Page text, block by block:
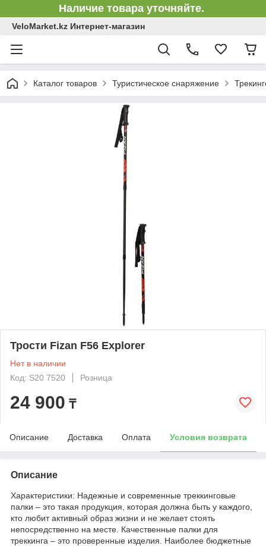
Наличие товара уточняйте.
VeloMarket.kz Интернет-магазин
Каталог товаров Туристическое снаряжение
Трости Fizan F56 Explorer
Нет в наличии
Код: S20 7520
Розница
24 900 ₸
Описание Доставка Оплата Условия возврата
Описание
Характеристики: Надежные и современные треккинговые
палки – это такая продукция, которая должна быть у каждого,
кто любит активный образ жизни и не желает стоять
непосредственно на месте. Качественные палки для
треккинга – это проверенные изделия. Наиболее бюджетные